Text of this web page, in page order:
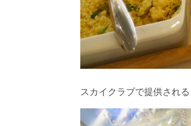
スカイクラブで提供され